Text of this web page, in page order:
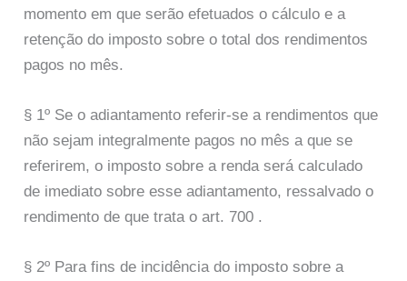
momento em que serão efetuados o cálculo e a
retenção do imposto sobre o total dos rendimentos
pagos no mês.
§ 1º Se o adiantamento referir-se a rendimentos que
não sejam integralmente pagos no mês a que se
referirem, o imposto sobre a renda será calculado
de imediato sobre esse adiantamento, ressalvado o
rendimento de que trata o art. 700 .
§ 2º Para fins de incidência do imposto sobre a